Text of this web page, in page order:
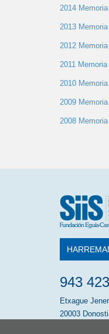
2014 Memoria
2013 Memoria
2012 Memoria
2011 Memoria
2010 Memoria
2009 Memoria
2008 Memoria
943
Etxague
20003